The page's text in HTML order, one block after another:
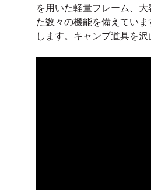
を用いた軽量フレーム、
た数々の機能を備えてい
します。キャンプ道具を